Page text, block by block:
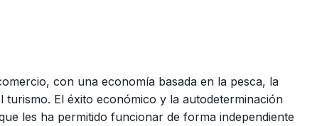
con una economía basada en la pesca, la
El éxito económico y la autodeterminación
les ha permitido funcionar de forma independiente